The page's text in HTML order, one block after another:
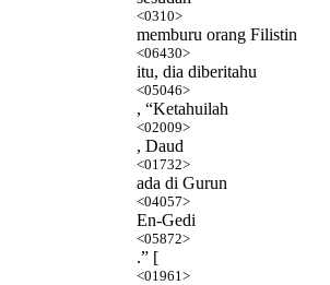
<0310>
memburu orang Filistin
<06430>
itu, dia diberitahu
<05046>
, “Ketahuilah
<02009>
, Daud
<01732>
ada di Gurun
<04057>
En-Gedi
<05872>
.” [
<01961>